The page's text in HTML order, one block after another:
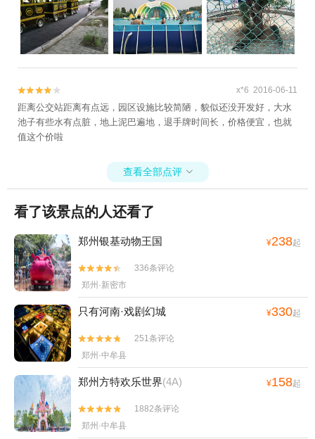

 x*6 2016-06-11
距离公交站距离有点远，园区设施比较简陋，貌似还没开发好，大水
池子有些水有点脏，地上泥巴遍地，退手牌时间长，价格便宜，也就
值这个价啦
查看全部点评 
看了该景点的人还看了
郑州银基动物王国 ¥238起


336条评论
郑州·新密市
只有河南·戏剧幻城 ¥330起


251条评论
郑州·中牟县
郑州方特欢乐世界(4A) ¥158起


1882条评论
郑州·中牟县